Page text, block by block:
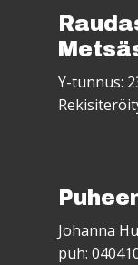
Y-tunnus:
Johanna
puh: